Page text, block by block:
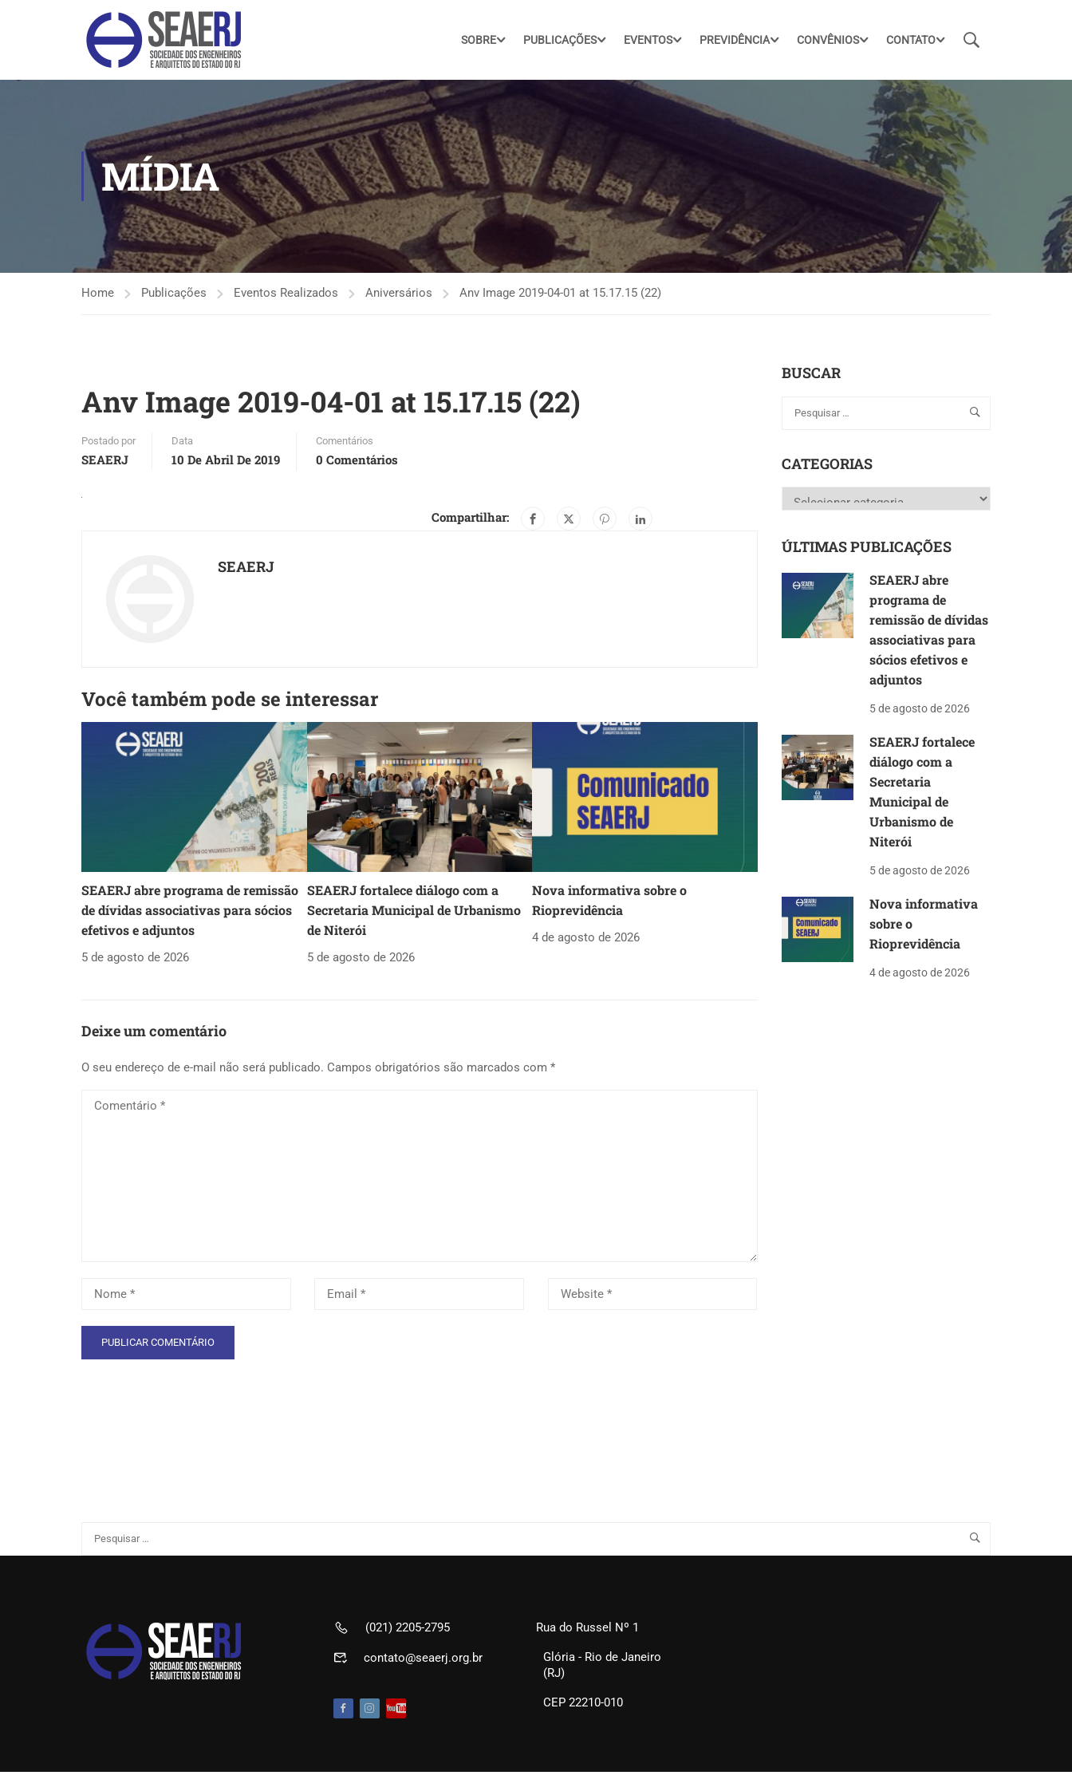
SOBRE PUBLICAÇÕES EVENTOS PREVIDÊNCIA CONVÊNIOS CONTATO
MÍDIA
Home Publicações Eventos Realizados Aniversários Anv Image 2019-04-01 at 15.17.15 (22)
Anv Image 2019-04-01 at 15.17.15 (22)
Postado por
SEAERJ
Data
10 De Abril De 2019
Comentários
0 Comentários
Compartilhar:
SEAERJ
Você também pode se interessar
SEAERJ abre programa de remissão
de dívidas associativas para sócios
efetivos e adjuntos
5 de agosto de 2026
SEAERJ fortalece diálogo com a
Secretaria Municipal de Urbanismo
de Niterói
5 de agosto de 2026
Nova informativa sobre o
Rioprevidência
4 de agosto de 2026
Deixe um comentário
O seu endereço de e-mail não será publicado. Campos obrigatórios são marcados com *
BUSCAR
CATEGORIAS
Categorias
ÚLTIMAS PUBLICAÇÕES
SEAERJ abre
programa de
remissão de dívidas
associativas para
sócios efetivos e
adjuntos
5 de agosto de 2026
SEAERJ fortalece
diálogo com a
Secretaria
Municipal de
Urbanismo de
Niterói
5 de agosto de 2026
Nova informativa
sobre o
Rioprevidência
4 de agosto de 2026
(021) 2205-2795
contato@seaerj.org.br
Rua do Russel Nº 1
Glória - Rio de Janeiro
(RJ)
CEP 22210-010